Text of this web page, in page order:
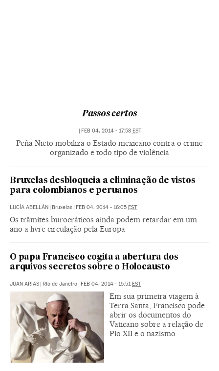
Passos certos
| FEB 04, 2014 - 17:58 EST
Peña Nieto mobiliza o Estado mexicano contra o crime
organizado e todo tipo de violência
Bruxelas desbloqueia a eliminação de vistos
para colombianos e peruanos
LUCÍA ABELLÁN | Bruxelas | FEB 04, 2014 - 16:05 EST
Os trâmites burocráticos ainda podem retardar em um
ano a livre circulação pela Europa
O papa Francisco cogita a abertura dos
arquivos secretos sobre o Holocausto
JUAN ARIAS | Rio de Janeiro | FEB 04, 2014 - 15:51EST
Em sua primeira viagem à
Terra Santa, Francisco pode
abrir os documentos do
Vaticano sobre a relação de
Pio XII e o nazismo